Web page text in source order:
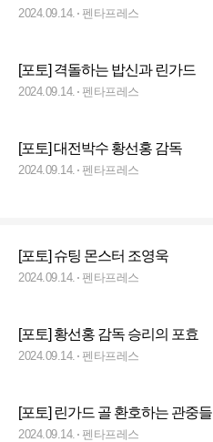
2024.09.14. 펜타프레스
[포토] 격돌하는 밥신과 린가드
2024.09.14. 펜타프레스
[포토] 대전박수 황선홍 감독
2024.09.14. 펜타프레스
[포토] 슈팅 몬스터 조영욱
2024.09.14. 펜타프레스
[포토] 황선홍 감독 승리의 포효
2024.09.14. 펜타프레스
[포토] 린가드 골 환호하는 관중들
2024.09.14. 펜타프레스